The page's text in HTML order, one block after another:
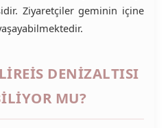
Ziyaretçiler geminin içine
DENIZALTISI
MU?